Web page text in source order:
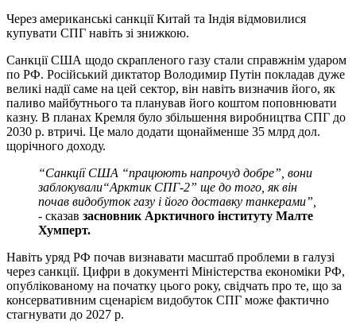
Через американські санкції Китай та Індія відмовилися
купувати СПГ навіть зі знижкою.
Санкції США щодо скрапленого газу стали справжнім ударом
по РФ. Російський диктатор Володимир Путін покладав дуже
великі надії саме на цей сектор, він навіть визначив його, як
паливо майбутнього та планував його коштом поповнювати
казну. В планах Кремля було збільшення виробництва СПГ до
2030 р. втричі. Це мало додати щонайменше 35 млрд дол.
щорічного доходу.
“Санкції США “працюють напрочуд добре”, вони
заблокували“Арктик СПГ-2” ще до того, як він
почав видобуток газу і його доставку танкерами”,
- сказав засновник Арктичного інституту Малте
Хумперт.
Навіть уряд РФ почав визнавати масштаб проблеми в галузі
через санкції. Цифри в документі Міністерства економіки РФ,
опублікованому на початку цього року, свідчать про те, що за
консервативним сценарієм видобуток СПГ може фактично
стагнувати до 2027 р.